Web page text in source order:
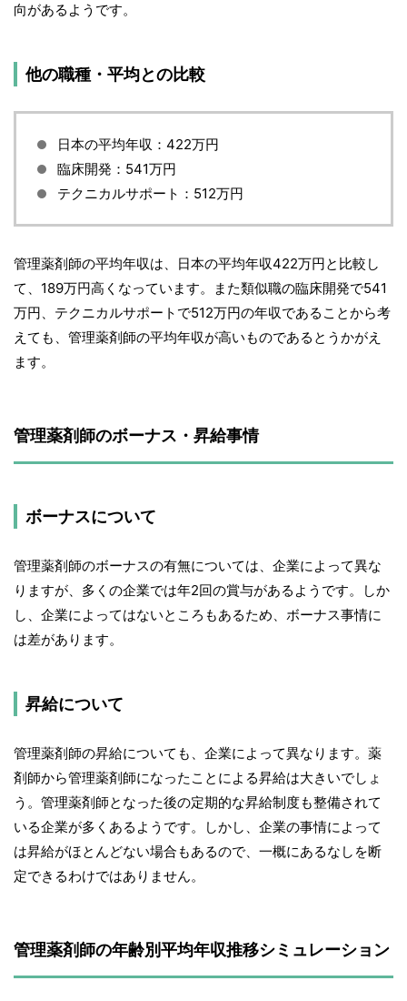
向があるようです。
他の職種・平均との比較
日本の平均年収：422万円
臨床開発：541万円
テクニカルサポート：512万円
管理薬剤師の平均年収は、日本の平均年収422万円と比較し
て、189万円高くなっています。また類似職の臨床開発で541
万円、テクニカルサポートで512万円の年収であることから考
えても、管理薬剤師の平均年収が高いものであるとうかがえ
ます。
管理薬剤師のボーナス・昇給事情
ボーナスについて
管理薬剤師のボーナスの有無については、企業によって異な
りますが、多くの企業では年2回の賞与があるようです。しか
し、企業によってはないところもあるため、ボーナス事情に
は差があります。
昇給について
管理薬剤師の昇給についても、企業によって異なります。薬
剤師から管理薬剤師になったことによる昇給は大きいでしょ
う。管理薬剤師となった後の定期的な昇給制度も整備されて
いる企業が多くあるようです。しかし、企業の事情によって
は昇給がほとんどない場合もあるので、一概にあるなしを断
定できるわけではありません。
管理薬剤師の年齢別平均年収推移シミュレーション